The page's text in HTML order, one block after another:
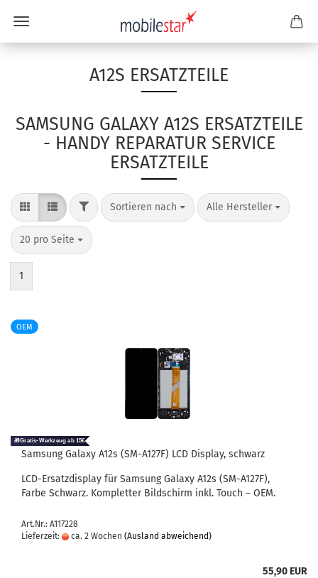
A12S ERSATZTEILE
SAMSUNG GALAXY A12S ERSATZTEILE
- HANDY REPARATUR SERVICE
ERSATZTEILE
Sortieren nach Alle Hersteller
20 pro Seite
1
OEM
Sam­sung Ga­la­xy A12s (SM-​A127F) LCD Dis­play, schwarz
LCD-​Ersatzdisplay für Sam­sung Ga­la­xy A12s (SM-​A127F),
Farbe Schwarz. Kom­plet­ter Bild­schirm inkl. Touch – OEM.
Art.Nr.: A117228
Lieferzeit:
ca. 2 Wochen (Ausland abweichend)
55,90 EUR